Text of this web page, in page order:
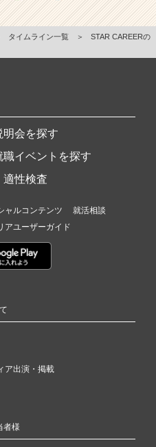
タイムライン一覧 ＞
STAR CAREERの
明会を探す
職イベントを探す
適性検査
ャルコンテンツ
就活相談
アユーザーガイド
ア出演・掲載
者様